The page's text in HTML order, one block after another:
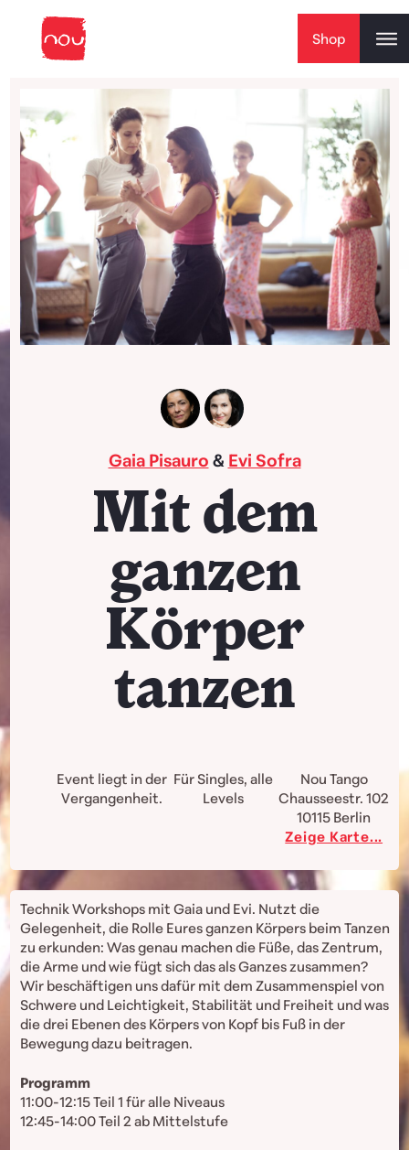
Shop
Mit dem
ganzen
Körper
tanzen
Gaia Pisauro & Evi Sofra
Event liegt in der
Vergangenheit.
Für Singles, alle
Levels
Nou Tango
Chausseestr. 102
10115 Berlin
Zeige Karte...
Technik Workshops mit Gaia und Evi. Nutzt die
Gelegenheit, die Rolle Eures ganzen Körpers beim Tanzen
zu erkunden: Was genau machen die Füße, das Zentrum,
die Arme und wie fügt sich das als Ganzes zusammen?
Wir beschäftigen uns dafür mit dem Zusammenspiel von
Schwere und Leichtigkeit, Stabilität und Freiheit und was
die drei Ebenen des Körpers von Kopf bis Fuß in der
Bewegung dazu beitragen.
Programm
11:00-12:15 Teil 1 für alle Niveaus
12:45-14:00 Teil 2 ab Mittelstufe